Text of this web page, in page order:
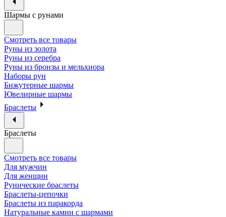
Шармы с рунами
Смотреть все товары
Руны из золота
Руны из серебра
Руны из бронзы и мельхиора
Наборы рун
Бижутерные шармы
Ювелирные шармы
Браслеты
Браслеты
Смотреть все товары
Для мужчин
Для женщин
Рунические браслеты
Браслеты-цепочки
Браслеты из паракорда
Натуральные камни с шармами